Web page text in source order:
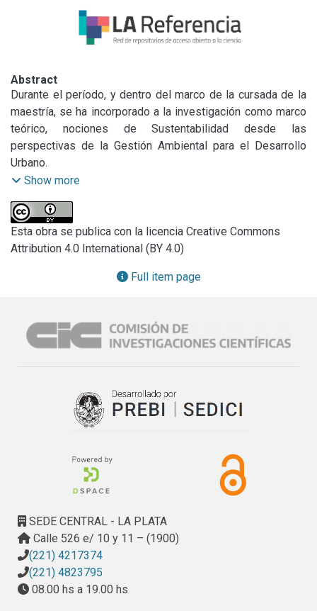
Abstract
Durante el período, y dentro del marco de la cursada de la
maestría, se ha incorporado a la investigación como marco
teórico, nociones de Sustentabilidad desde las
perspectivas de la Gestión Ambiental para el Desarrollo
Urbano.
Si bien la noción de DESARROLLO está actualmente en
procesos socio-territoriales; se distingue del crecimiento
económico cuantitativo. “Los seres humanos deben ser el
centro y razón de ser de los procesos de desarrollo; y
y uso de los recursos ambientales; Socialmente: Reducción
identidad; Políticamente: profundizar la democracia y
garantizar la participación de todos en las decisiones.”
(Roberto Guimoraes) y también “Productivamente:
Show more
Esta obra se publica con la licencia Creative Commons
Attribution 4.0 International (BY 4.0)
Full item page
SEDE CENTRAL - LA PLATA
Calle 526 e/ 10 y 11 – (1900)
(221) 4217374
(221) 4823795
08.00 hs a 19.00 hs